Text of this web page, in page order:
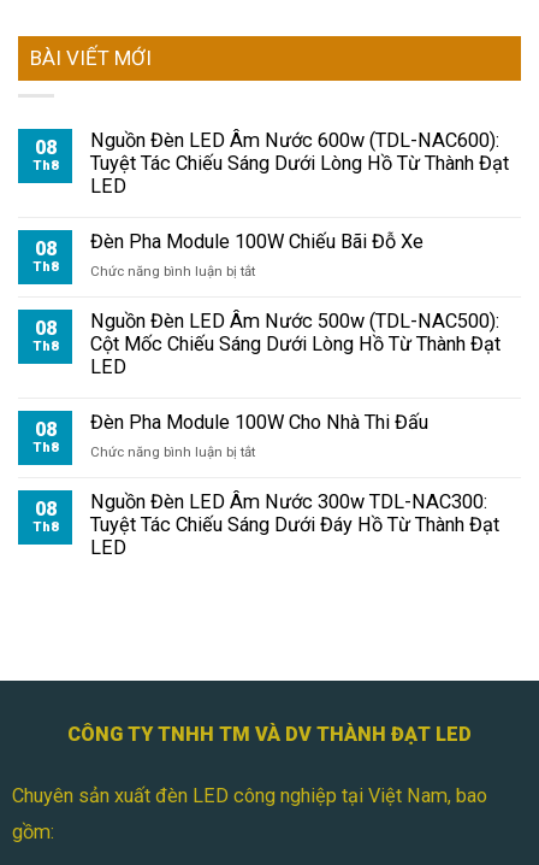
BÀI VIẾT MỚI
08
Th8
Nguồn Đèn LED Âm Nước 600w (TDL-NAC600):
Tuyệt Tác Chiếu Sáng Dưới Lòng Hồ Từ Thành Đạt
LED
08
Th8
Đèn Pha Module 100W Chiếu Bãi Đỗ Xe
Chức năng bình luận bị tắtở
Pha
Module
100W
Đỗ
08
Th8
Nguồn Đèn LED Âm Nước 500w (TDL-NAC500):
Cột Mốc Chiếu Sáng Dưới Lòng Hồ Từ Thành Đạt
LED
08
Th8
Đèn Pha Module 100W Cho Nhà Thi Đấu
Chức năng bình luận bị tắtở
Pha
Module
100W
08
Th8
Nguồn Đèn LED Âm Nước 300w TDL-NAC300:
Tuyệt Tác Chiếu Sáng Dưới Đáy Hồ Từ Thành Đạt
LED
CÔNG TY TNHH TM VÀ DV THÀNH ĐẠT LED
Chuyên sản xuất đèn LED công nghiệp tại Việt Nam, bao
gồm: